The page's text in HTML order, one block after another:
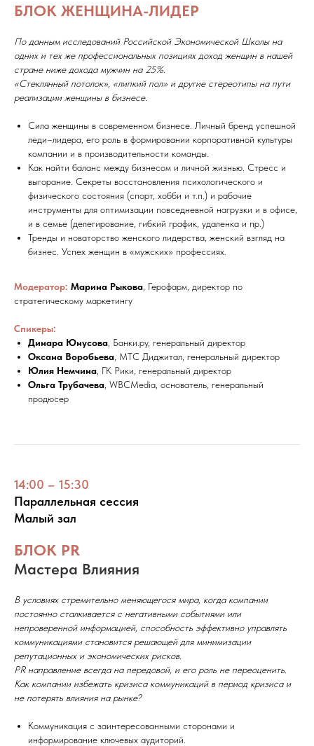
БЛОК ЖЕНЩИНА-ЛИДЕР
По данным исследований Российской Экономической Школы на
одних и тех же профессиональных позициях доход женщин в нашей
стране ниже дохода мужчин на 25%.
«Стеклянный потолок», «липкий пол» и другие стереотипы на пути
реализации женщины в бизнесе.
Сила женщины в современном бизнесе. Личный бренд успешной
леди–лидера, его роль в формировании корпоративной культуры
компании и в производительности команды.
Как найти баланс между бизнесом и личной жизнью. Стресс и
выгорание. Секреты восстановления психологического и
физического состояния (спорт, хобби и т.п.) и рабочие
инструменты для оптимизации повседневной нагрузки и в офисе,
и в семье (делегирование, гибкий график, удаленка и пр.)
Тренды и новаторство женского лидерства, женский взгляд на
бизнес. Успех женщин в «мужских» профессиях.
Модератор: Марина Рыкова , Герофарм, директор по
стратегическому маркетингу
Спикеры:
Динара Юнусова , Банки.ру, генеральный директор
Оксана Воробьева , МТС Диджитал, генеральный директор
Юлия Немчина , ГК Рики, генеральный директор
Ольга Трубачева , WBCMedia, основатель, генеральный
продюсер
14:00 – 15:30
Параллельная сессия
Малый зал
БЛОК PR
Мастера Влияния
В условиях стремительно меняющегося мира, когда компании
постоянно сталкивается с негативными событиями или
непроверенной информацией, способность эффективно управлять
коммуникациями становится решающей для минимизации
репутационных и экономических рисков.
PR направление всегда на передовой, и его роль не переоценить.
Как компании избежать кризиса коммуникаций в период кризиса и
не потерять влияния на рынке?
Коммуникация с заинтересованными сторонами и
информирование ключевых аудиторий.